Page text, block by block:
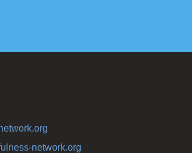
network.org